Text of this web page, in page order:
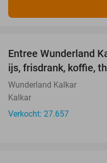
Entree Wunderland
ijs, frisdrank, koffie,
Wunderland Kalkar
Kalkar
Verkocht: 27.657